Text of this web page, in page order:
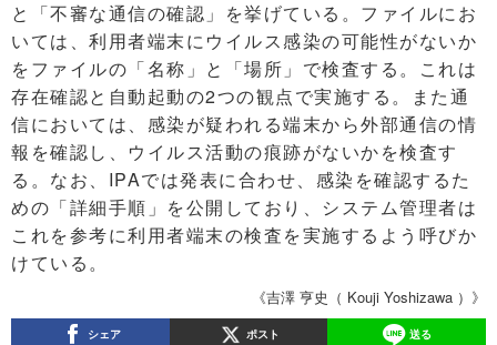
と「不審な通信の確認」を挙げている。ファイルにお
いては、利用者端末にウイルス感染の可能性がないか
をファイルの「名称」と「場所」で検査する。これは
存在確認と自動起動の2つの観点で実施する。また通
信においては、感染が疑われる端末から外部通信の情
報を確認し、ウイルス活動の痕跡がないかを検査す
る。なお、IPAでは発表に合わせ、感染を確認するた
めの「詳細手順」を公開しており、システム管理者は
これを参考に利用者端末の検査を実施するよう呼びか
けている。
《吉澤 亨史（ Kouji Yoshizawa ）》
シェア ポスト 送る